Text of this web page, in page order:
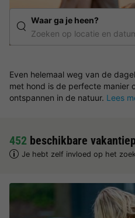
Waar ga je heen?
Zoeken op locatie en
Even helemaal weg van de
met hond is de perfecte manier
ontspannen in de natuur. Lees
452 beschikbare
Je hebt zelf invloed op het